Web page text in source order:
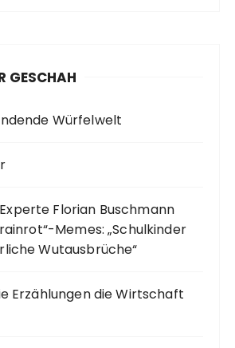
GESCHAH
Würfelwelt
Florian Buschmann
Memes: „Schulkinder
Wutausbrüche“
Erzählungen die Wirtschaft